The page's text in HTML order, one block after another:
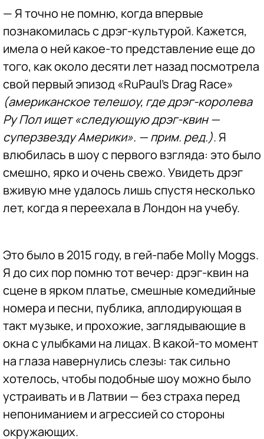
— Я точно не помню, когда впервые
познакомилась с дрэг-культурой. Кажется,
имела о ней какое-то представление еще до
того, как около десяти лет назад посмотрела
свой первый эпизод «RuPaul’s Drag Race»
(американское телешоу, где дрэг-королева
Ру Пол ищет «следующую дрэг-квин —
суперзвезду Америки». — прим. ред.). Я
влюбилась в шоу с первого взгляда: это было
смешно, ярко и очень свежо. Увидеть дрэг
вживую мне удалось лишь спустя несколько
лет, когда я переехала в Лондон на учебу.
Это было в 2015 году, в гей-пабе Molly Moggs.
Я до сих пор помню тот вечер: дрэг-квин на
сцене в ярком платье, смешные комедийные
номера и песни, публика, аплодирующая в
такт музыке, и прохожие, заглядывающие в
окна с улыбками на лицах. В какой-то момент
на глаза навернулись слезы: так сильно
хотелось, чтобы подобные шоу можно было
устраивать и в Латвии — без страха перед
непониманием и агрессией со стороны
окружающих.